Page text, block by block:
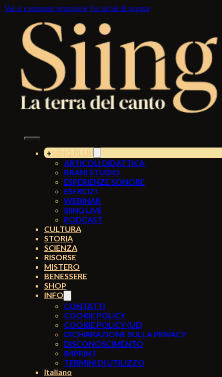
Vai al contenuto principale Vai al piè di pagina
SIING PLUS
ARTICOLI DIDATTICA
BRANI STUDIO
ESPERIENZE SONORE
ESERCIZI
WEBINAR
SIING LIVE
PODCAST
CULTURA
STORIA
SCIENZA
RISORSE
MISTERO
BENESSERE
SHOP
INFO
CONTATTI
COOKIE POLICY
COOKIE POLICY (UE)
DICHIARAZIONE SULLA PRIVACY
DISCONOSCIMENTO
IMPRINT
TERMINI DI UTILIZZO
Italiano